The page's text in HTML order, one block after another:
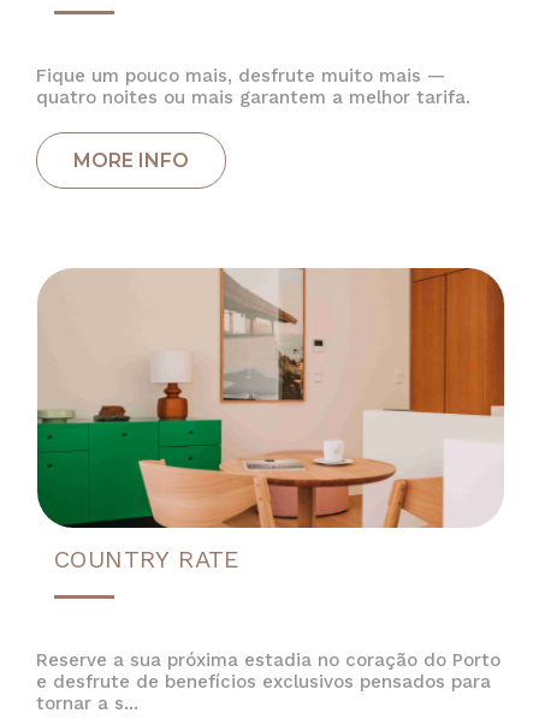
Fique um pouco mais, desfrute muito mais —
quatro noites ou mais garantem a melhor tarifa.
COUNTRY RATE
Reserve a sua próxima estadia no coração do Porto
e desfrute de benefícios exclusivos pensados para
tornar a s...